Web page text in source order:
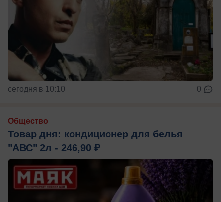
сегодня в 10:10 0
Общество
Товар дня: кондиционер для белья
"АВС" 2л - 246,90 ₽